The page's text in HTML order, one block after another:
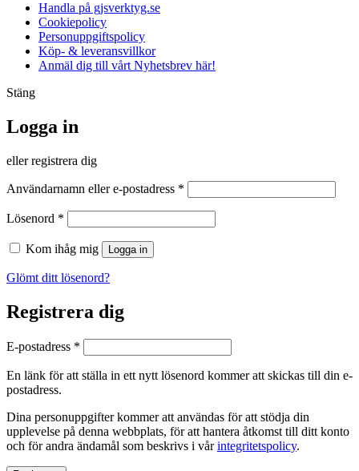
Handla på gjsverktyg.se
Cookiepolicy
Personuppgiftspolicy
Köp- & leveransvillkor
Anmäl dig till vårt Nyhetsbrev här!
Stäng
Logga in
eller registrera dig
Användarnamn eller e-postadress *
Lösenord *
Kom ihåg mig Logga in
Glömt ditt lösenord?
Registrera dig
E-postadress *
En länk för att ställa in ett nytt lösenord kommer att skickas till din e-
postadress.
Dina personuppgifter kommer att användas för att stödja din
upplevelse på denna webbplats, för att hantera åtkomst till ditt konto
och för andra ändamål som beskrivs i vårintegritetspolicy.